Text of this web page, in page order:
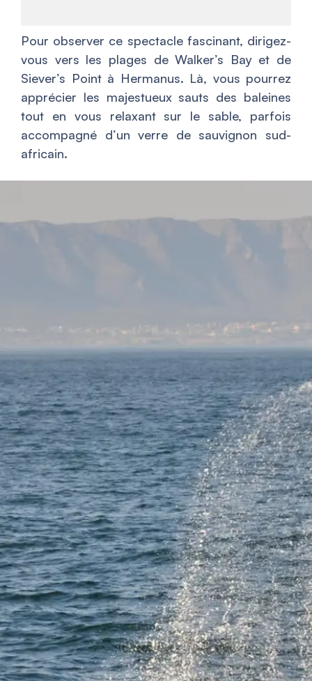
Pour observer ce spectacle fascinant, dirigez-
vous vers les plages de Walker’s Bay et de
Siever’s Point à Hermanus. Là, vous pourrez
apprécier les majestueux sauts des baleines
tout en vous relaxant sur le sable, parfois
accompagné d’un verre de sauvignon sud-
africain.